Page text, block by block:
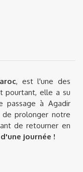
, est l'une des
pourtant, elle a su
passage à Agadir
de prolonger notre
de retourner en
journée !